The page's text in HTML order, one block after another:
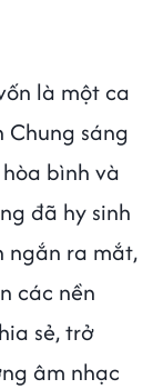
là một ca
Chung sáng
bình và
đã hy sinh
ngắn ra mắt,
các nền
sẻ, trở
âm nhạc